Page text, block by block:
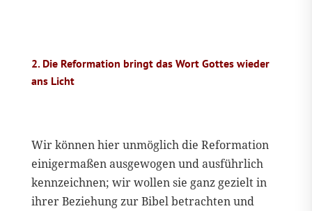
2. Die Reformation bringt das Wort Gottes wieder
ans Licht
Wir können hier unmöglich die Reformation
einigermaßen ausgewogen und ausführlich
kennzeichnen; wir wollen sie ganz gezielt in
ihrer Beziehung zur Bibel betrachten und